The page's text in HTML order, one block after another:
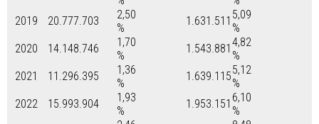
2019
20.777.703
2,50
%
1.631.511 5,09
%
2020
14.148.746
1,70
%
1.543.881 4,82
%
2021
11.296.395
1,36
%
1.639.1155,12
%
2022
15.993.904
1,93
%
1.953.151 6,10
%